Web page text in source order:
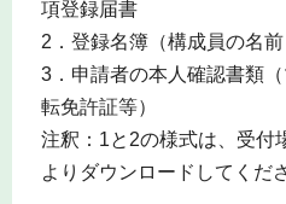
項登録届書
2．登録名簿（構成員の名前
3．申請者の本人確認書類
転免許証等）
注釈：1と2の様式は、受付
よりダウンロードしてくだ